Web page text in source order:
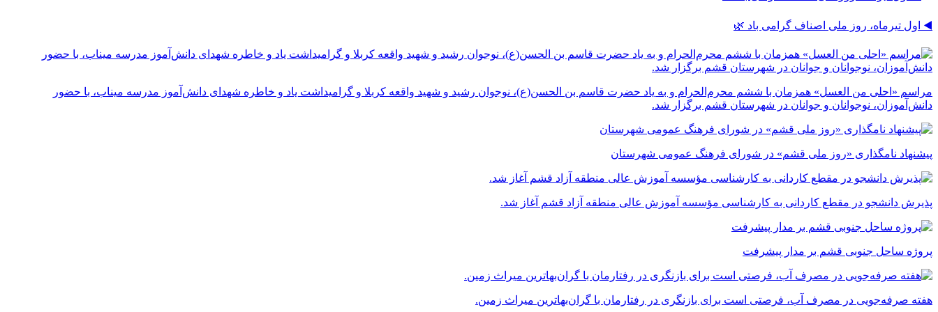
◀️ اول تیرماه، روز ملی اصناف گرامی باد 🌿
مراسم «احلی من العسل» همزمان با ششم محرم‌الحرام و به یاد حضرت قاسم بن الحسن(ع)، نوجوان رشید و شهید واقعه کربلا و گرامیداشت یاد و خاطره شهدای دانش‌آموز مدرسه میناب، با حضور
دانش‌آموزان، نوجوانان و جوانان در شهرستان قشم برگزار شد.
پیشنهاد نامگذاری «روز ملی قشم» در شورای فرهنگ عمومی شهرستان
پذیرش دانشجو در مقطع کاردانی به کارشناسی مؤسسه آموزش عالی منطقه آزاد قشم آغاز شد.
پروژه ساحل جنوبی قشم بر مدار پیشرفت
‌هفته صرفه‌جویی در مصرف آب، فرصتی است برای بازنگری در رفتارمان با گران‌بهاترین میراث زمین.